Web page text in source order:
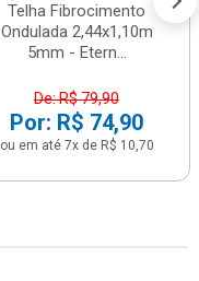
Telha Fibrocimento
Ondulada 2,44x1,10m
5mm - Etern...
De: R$ 79,90
Por: R$ 74,90
ou em até 7x de R$ 10,70